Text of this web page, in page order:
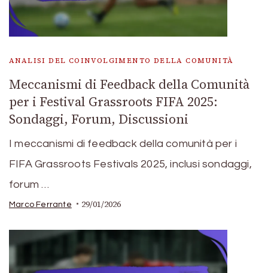
ANALISI DEL COINVOLGIMENTO DELLA COMUNITÀ
Meccanismi di Feedback della Comunità
per i Festival Grassroots FIFA 2025:
Sondaggi, Forum, Discussioni
I meccanismi di feedback della comunità per i
FIFA Grassroots Festivals 2025, inclusi sondaggi,
forum …
Marco Ferrante 29/01/2026